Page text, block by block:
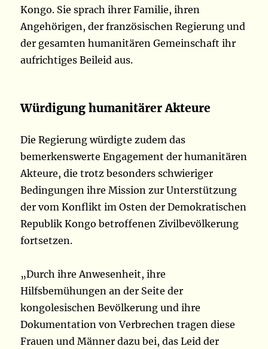
Kongo. Sie sprach ihrer Familie, ihren
Angehörigen, der französischen Regierung und
der gesamten humanitären Gemeinschaft ihr
aufrichtiges Beileid aus.
Würdigung humanitärer Akteure
Die Regierung würdigte zudem das
bemerkenswerte Engagement der humanitären
Akteure, die trotz besonders schwieriger
Bedingungen ihre Mission zur Unterstützung
der vom Konflikt im Osten der Demokratischen
Republik Kongo betroffenen Zivilbevölkerung
fortsetzen.
„Durch ihre Anwesenheit, ihre
Hilfsbemühungen an der Seite der
kongolesischen Bevölkerung und ihre
Dokumentation von Verbrechen tragen diese
Frauen und Männer dazu bei, das Leid der